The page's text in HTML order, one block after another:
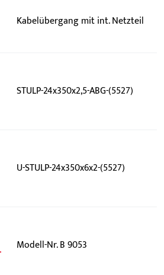
Kabelübergang mit int. Netzteil
STULP-24x350x2,5-ABG-(5527)
U-STULP-24x350x6x2-(5527)
Modell-Nr. B 9053